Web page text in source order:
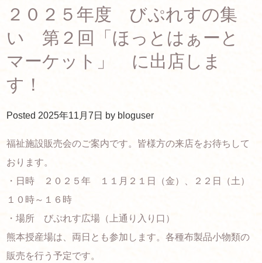
２０２５年度 びぷれすの集
い 第２回「ほっとはぁーと
マーケット」 に出店しま
す！
Posted 2025年11月7日 by bloguser
福祉施設販売会のご案内です。皆様方の来店をお待ちして
おります。
・日時 ２０２５年 １１月２１日（金）、２２日（土）
１０時～１６時
・場所 びぷれす広場（上通り入り口）
熊本授産場は、両日とも参加します。各種布製品小物類の
販売を行う予定です。